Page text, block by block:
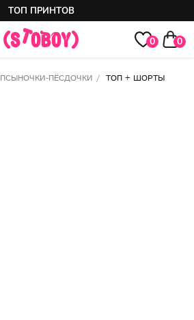
0
0
ТОП ПРИНТОВ
ПСЫНОЧКИ-ПЁСДОЧКИ / ТОП + ШОРТЫ